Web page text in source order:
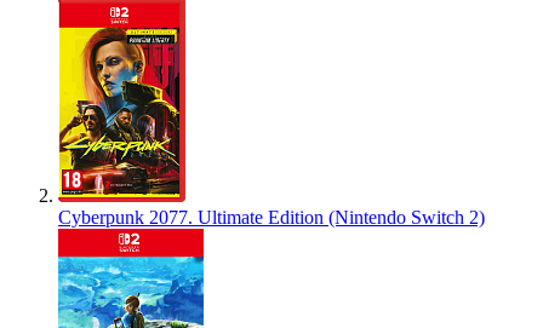
Cyberpunk 2077. Ultimate Edition (Nintendo Switch 2)